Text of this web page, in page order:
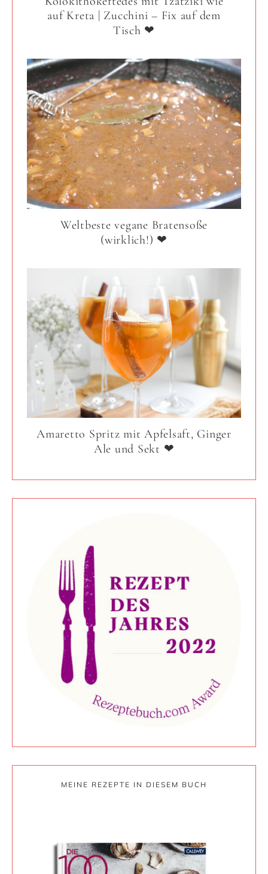
auf Kreta | Zucchini – Fix auf dem
Tisch ❤
Weltbeste vegane Bratensoße
(wirklich!) ❤
Amaretto Spritz mit Apfelsaft, Ginger
Ale und Sekt ❤
MEINE REZEPTE IN DIESEM BUCH